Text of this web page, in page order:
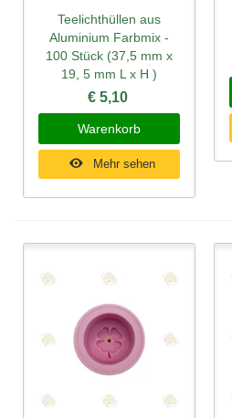
Teelichthüllen aus
Aluminium Farbmix -
100 Stück (37,5 mm x
19, 5 mm L x H )
€ 5,10
Warenkorb
Mehr sehen